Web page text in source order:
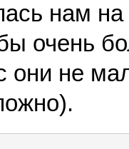
нам на
очень
они не